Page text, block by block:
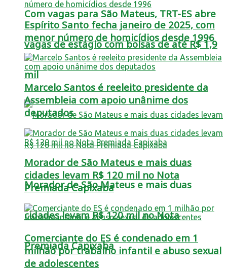
Com vagas para São Mateus, TRT-ES abre
vagas de estágio com bolsas de até R$ 1,9
mil
Morador de São Mateus e mais duas
cidades levam R$ 120 mil no Nota
Premiada Capixaba
Espírito Santo fecha janeiro de 2025, com
menor número de homicídios desde 1996
Marcelo Santos é reeleito presidente da
Assembleia com apoio unânime dos
deputados
Morador de São Mateus e mais duas
cidades levam R$ 120 mil no Nota
Premiada Capixaba
Comerciante do ES é condenado em 1
milhão por trabalho infantil e abuso sexual
de adolescentes